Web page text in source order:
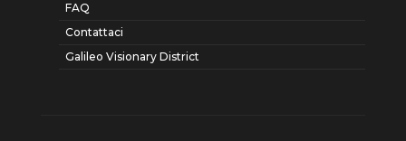
FAQ
Contattaci
Galileo Visionary District